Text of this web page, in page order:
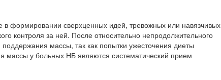
в формировании сверхценных идей, тревожных или навязчивых
контроля за ней. После относительно непродолжительного
массы, так как попытки ужесточения диеты
у больных НБ являются систематический прием